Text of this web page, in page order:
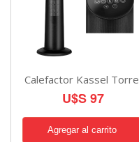
Calefactor Kassel Torre
U$S 97